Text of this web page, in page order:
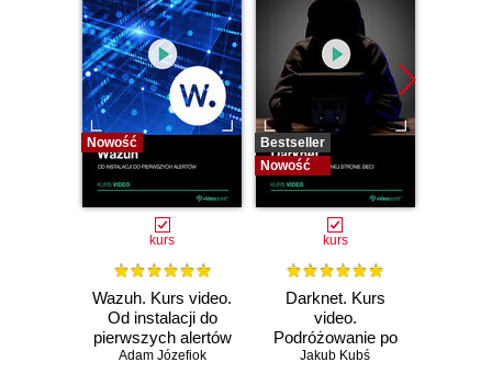
Nowość
kurs
Wazuh. Kurs video.
Od instalacji do
pierwszych alertów
Adam Józefiok
Bestseller
Nowość
kurs
Darknet. Kurs
video.
Podróżowanie po
ciemnej stronie
Jakub Kubś